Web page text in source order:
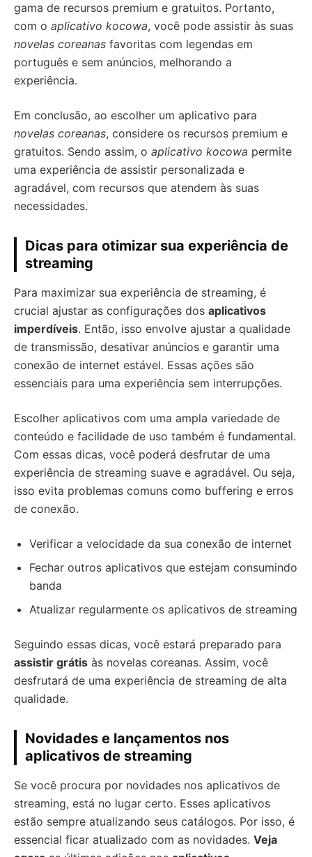
gama de recursos premium e gratuitos. Portanto,
com o aplicativo kocowa, você pode assistir às suas
novelas coreanas favoritas com legendas em
português e sem anúncios, melhorando a
experiência.
Em conclusão, ao escolher um aplicativo para
novelas coreanas, considere os recursos premium e
gratuitos. Sendo assim, o aplicativo kocowa permite
uma experiência de assistir personalizada e
agradável, com recursos que atendem às suas
necessidades.
Dicas para otimizar sua experiência de
streaming
Para maximizar sua experiência de streaming, é
crucial ajustar as configurações dos aplicativos
imperdíveis. Então, isso envolve ajustar a qualidade
de transmissão, desativar anúncios e garantir uma
conexão de internet estável. Essas ações são
essenciais para uma experiência sem interrupções.
Escolher aplicativos com uma ampla variedade de
conteúdo e facilidade de uso também é fundamental.
Com essas dicas, você poderá desfrutar de uma
experiência de streaming suave e agradável. Ou seja,
isso evita problemas comuns como buffering e erros
de conexão.
Verificar a velocidade da sua conexão de internet
Fechar outros aplicativos que estejam consumindo
banda
Atualizar regularmente os aplicativos de streaming
Seguindo essas dicas, você estará preparado para
assistir grátis às novelas coreanas. Assim, você
desfrutará de uma experiência de streaming de alta
qualidade.
Novidades e lançamentos nos
aplicativos de streaming
Se você procura por novidades nos aplicativos de
streaming, está no lugar certo. Esses aplicativos
estão sempre atualizando seus catálogos. Por isso, é
essencial ficar atualizado com as novidades. Veja